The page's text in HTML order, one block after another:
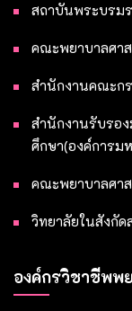
สถาบันพระบรม
คณะพยาบาลศา
สำนักงานคณะก
สำนักงานรับรอ
ศึกษา(องค์การม
คณะพยาบาลศา
วิทยาลัยในสังกั
องค์กรวิชาชีพพ